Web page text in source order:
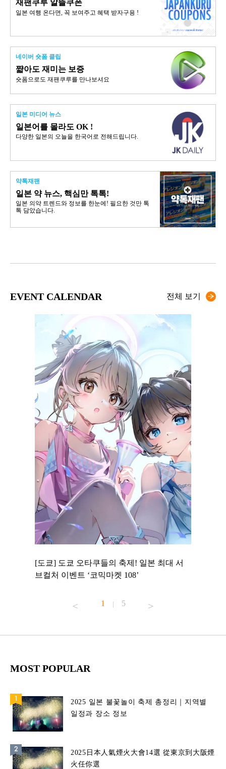
재팬쿠루 알뜰쿠폰
일본 여행 온다면, 꼭 보여주고 혜택 받자구용 !
네이버 숏폼 클립
쨟아도 재미는 보증
숏폼으로도 재팬쿠루를 만나보셔요
일본 미디어 뉴스
일본어를 몰라도 OK !
다양한 일본의 오늘을 한국어로 전해드립니다.
약톡재팬
일본 약 뉴스, 핵심만 톡톡!
일본 의약 트렌드와 정보를 한눈에! 필요한 것만 톡
톡 담았습니다.
EVENT CALENDAR 전체 보기
[도쿄] 도쿄 오타쿠들의 축제! 일본 최대 서
브컬처 이벤트 ‘코믹마켓 108’
1 | 5
MOST POPULAR
2025 일본 불꽃놀이 축제 총정리｜지역별
일정과 장소 정보
2025日本人氣煙火大會14選 從東京到大阪煙
火任你選